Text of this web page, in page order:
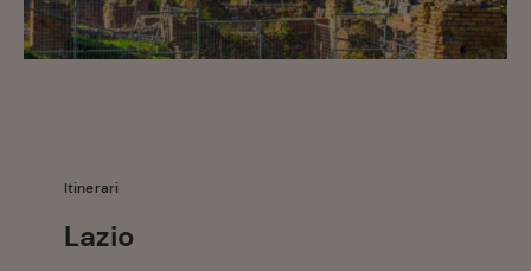
Itinerari
Lazio